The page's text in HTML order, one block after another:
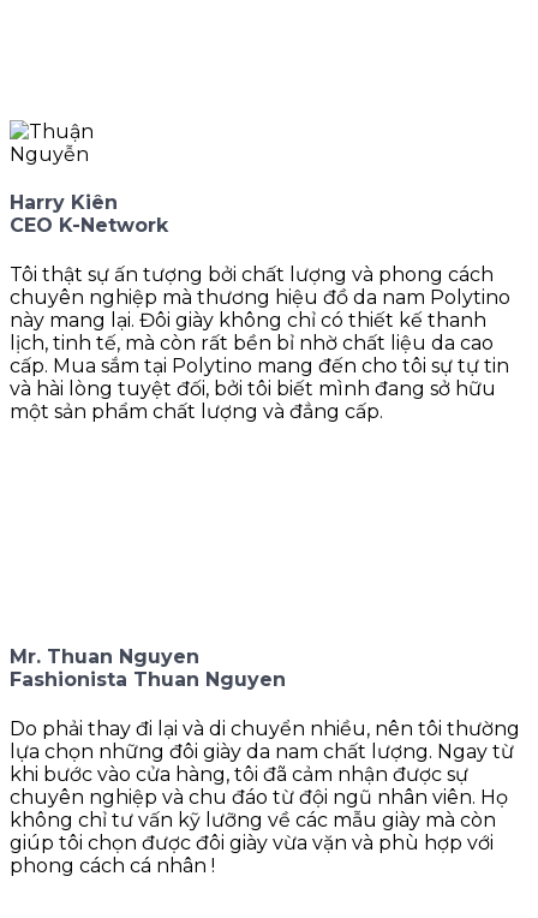
Harry Kiên
CEO K-Network
Tôi thật sự ấn tượng bởi chất lượng và phong cách
chuyên nghiệp mà thương hiệu đồ da nam Polytino
này mang lại. Đôi giày không chỉ có thiết kế thanh
lịch, tinh tế, mà còn rất bền bỉ nhờ chất liệu da cao
cấp. Mua sắm tại Polytino mang đến cho tôi sự tự tin
và hài lòng tuyệt đối, bởi tôi biết mình đang sở hữu
một sản phẩm chất lượng và đẳng cấp.
Mr. Thuan Nguyen
Fashionista Thuan Nguyen
Do phải thay đi lại và di chuyển nhiều, nên tôi thường
lựa chọn những đôi giày da nam chất lượng. Ngay từ
khi bước vào cửa hàng, tôi đã cảm nhận được sự
chuyên nghiệp và chu đáo từ đội ngũ nhân viên. Họ
không chỉ tư vấn kỹ lưỡng về các mẫu giày mà còn
giúp tôi chọn được đôi giày vừa vặn và phù hợp với
phong cách cá nhân !